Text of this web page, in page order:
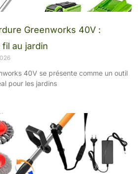
Greenworks 40V :
au jardin
40V se présente comme un outil
pour les jardins